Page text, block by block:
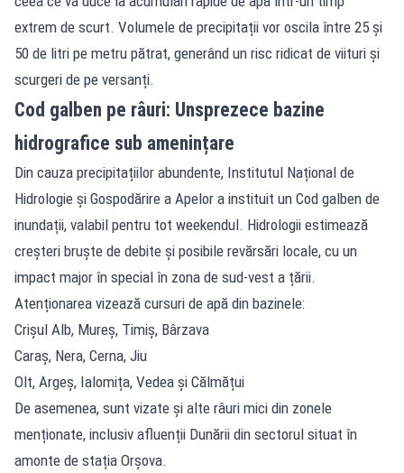
extrem de scurt. Volumele de precipitații vor oscila între 25 și
50 de litri pe metru pătrat, generând un risc ridicat de viituri și
scurgeri de pe versanți.
Cod galben pe râuri: Unsprezece bazine
hidrografice sub amenințare
Din cauza precipitațiilor abundente, Institutul Național de
Hidrologie și Gospodărire a Apelor a instituit un Cod galben de
inundații, valabil pentru tot weekendul. Hidrologii estimează
creșteri bruște de debite și posibile revărsări locale, cu un
impact major în special în zona de sud-vest a țării.
Atenționarea vizează cursuri de apă din bazinele:
Crișul Alb, Mureș, Timiș, Bârzava
Caraș, Nera, Cerna, Jiu
Olt, Argeș, Ialomița, Vedea și Călmățui
De asemenea, sunt vizate și alte râuri mici din zonele
menționate, inclusiv afluenții Dunării din sectorul situat în
amonte de stația Orșova.